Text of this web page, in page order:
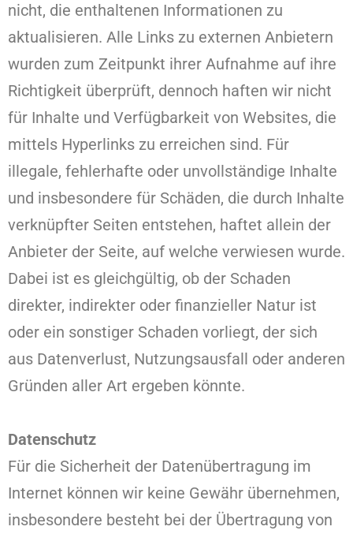
nicht, die enthaltenen Informationen zu
aktualisieren. Alle Links zu externen Anbietern
wurden zum Zeitpunkt ihrer Aufnahme auf ihre
Richtigkeit überprüft, dennoch haften wir nicht
für Inhalte und Verfügbarkeit von Websites, die
mittels Hyperlinks zu erreichen sind. Für
illegale, fehlerhafte oder unvollständige Inhalte
und insbesondere für Schäden, die durch Inhalte
verknüpfter Seiten entstehen, haftet allein der
Anbieter der Seite, auf welche verwiesen wurde.
Dabei ist es gleichgültig, ob der Schaden
direkter, indirekter oder finanzieller Natur ist
oder ein sonstiger Schaden vorliegt, der sich
aus Datenverlust, Nutzungsausfall oder anderen
Gründen aller Art ergeben könnte.
Datenschutz
Für die Sicherheit der Datenübertragung im
Internet können wir keine Gewähr übernehmen,
insbesondere besteht bei der Übertragung von